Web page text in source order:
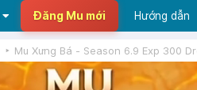
Đăng Mu mới Hướng dẫn
Mu Xưng Bá - Season 6.9 Exp 300